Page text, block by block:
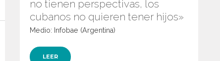
no tienen perspectivas, los
cubanos no quieren tener hijos»
Medio: Infobae (Argentina)
LEER